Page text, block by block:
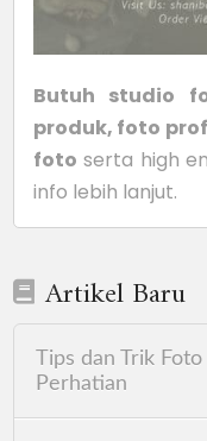
Butuh studio
produk, foto
foto serta high
info lebih lanjut.
Artikel Baru
Tips dan Trik
Perhatian